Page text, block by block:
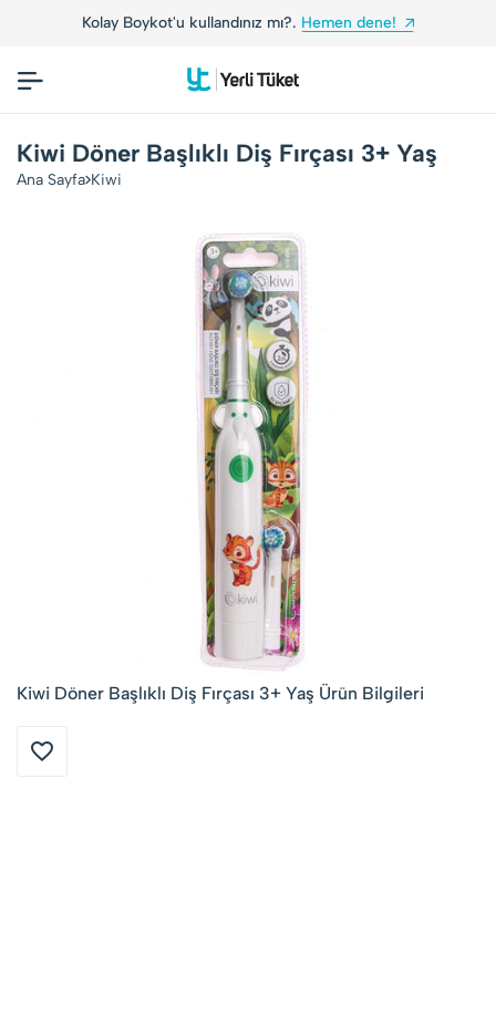
Kolay Boykot'u kullandınız mı?. Hemen dene!
Kiwi Döner Başlıklı Diş Fırçası 3+ Yaş
Ana Sayfa Kiwi
Kiwi Döner Başlıklı Diş Fırçası 3+ Yaş Ürün Bilgileri